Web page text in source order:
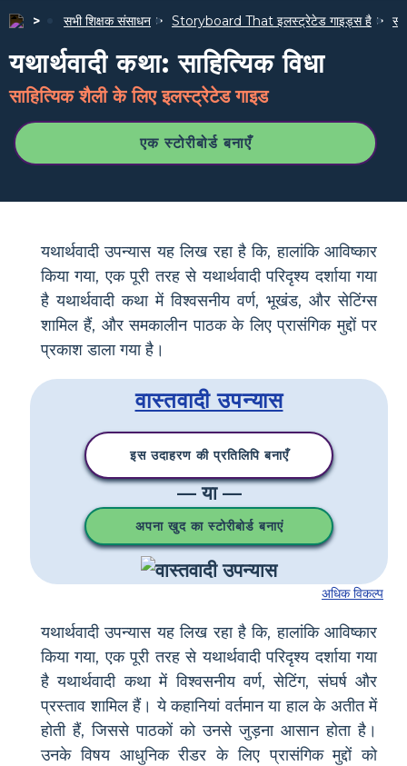
सभी शिक्षक संसाधन Storyboard That इलस्ट्रेटेड गाइड्स है
यथार्थवादी कथा: साहित्यिक विधा
साहित्यिक शैली के लिए इलस्ट्रेटेड गाइड
एक स्टोरीबोर्ड बनाएँ
यथार्थवादी उपन्यास यह लिख रहा है कि, हालांकि आविष्कार
किया गया, एक पूरी तरह से यथार्थवादी परिदृश्य दर्शाया गया
है यथार्थवादी कथा में विश्वसनीय वर्ण, भूखंड, और सेटिंग्स
शामिल हैं, और समकालीन पाठक के लिए प्रासंगिक मुद्दों पर
प्रकाश डाला गया है।
वास्तवादी उपन्यास
इस उदाहरण की प्रतिलिपि बनाएँ
— या —
अपना खुद का स्टोरीबोर्ड बनाएं
अधिक विकल्प
यथार्थवादी उपन्यास यह लिख रहा है कि, हालांकि आविष्कार
किया गया, एक पूरी तरह से यथार्थवादी परिदृश्य दर्शाया गया
है यथार्थवादी कथा में विश्वसनीय वर्ण, सेटिंग, संघर्ष और
प्रस्ताव शामिल हैं। ये कहानियां वर्तमान या हाल के अतीत में
होती हैं, जिससे पाठकों को उनसे जुड़ना आसान होता है।
उनके विषय आधुनिक रीडर के लिए प्रासंगिक मुद्दों को